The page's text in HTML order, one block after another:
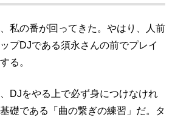
私の番が回ってきた。やはり、人前
プDJである須永さんの前でプレイ
る。
DJをやる上で必ず身につけなけれ
礎である「曲の繋ぎの練習」だ。
タ